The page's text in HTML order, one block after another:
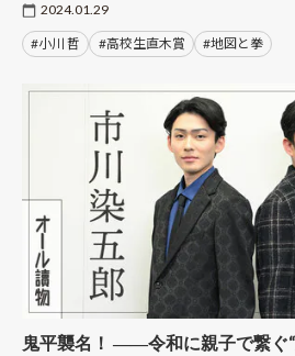
2024.01.29
#小川 哲 #高校生直木賞 #地図と拳
鬼平襲名！ ――令和に親子で繋ぐ